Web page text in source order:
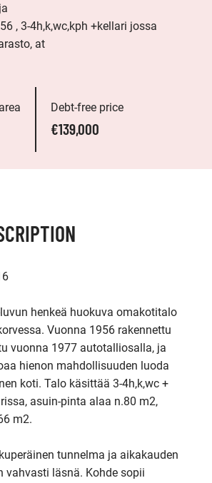
, 3-4h,k,wc,kph +kellari jossa
at
Debt-free price
€139,000
henkeä huokuva omakotitalo
Vuonna 1956 rakennettu
vuonna 1977 autotalliosalla, ja
hienon mahdollisuuden luoda
koti. Talo käsittää 3-4h,k,wc +
asuin-pinta alaa n.80 m2,
m2.
tunnelma ja aikakauden
vahvasti läsnä. Kohde sopii